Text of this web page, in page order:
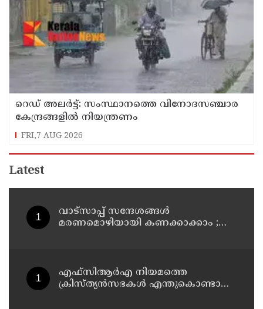
റെഡ് അലർട്ട്: സംസ്ഥാനത്തെ വിനോദസഞ്ചാര
കേന്ദ്രങ്ങളിൽ നിയന്ത്രണം
FRI,7 AUG 2026
Latest
വാട്സാപ്പ് സന്ദേശങ്ങൾ
മരണമൊഴിയായി കണക്കാക്കാം ;
എഫ്‌സിആര്‍എ നിയമത്തെ
ക്രിസ്ത്യന്‍സഭകള്‍ എന്തുകൊണ്ടാണ്